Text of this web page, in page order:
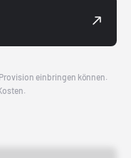
einbringen können.